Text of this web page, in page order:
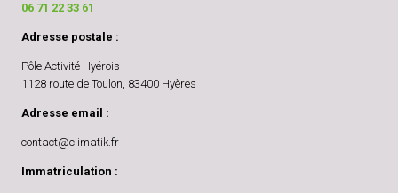
06 71 22 33 61
Adresse postale :
Pôle Activité Hyérois
1128 route de Toulon, 83400 Hyères
Adresse email :
contact@climatik.fr
Immatriculation :